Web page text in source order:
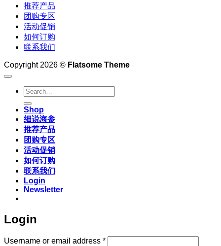
推荐产品
团购专区
活动促销
如何订购
联系我们
Copyright 2026 © Flatsome Theme
Search
for:
Shop
细说海参
推荐产品
团购专区
活动促销
如何订购
联系我们
Login
Newsletter
Login
Username or email address *Required